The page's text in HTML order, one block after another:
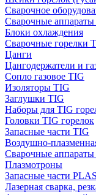
Сварочное
Сварочные
Блоки охлаждения
Сварочные горелки
Цанги
Цангодержатели и
Сопло газовое TIG
Изоляторы TIG
Заглушки TIG
Наборы для TIG
Головки TIG горелок
Запасные части TIG
Воздушно-
Сварочные
Плазмотроны
Запасные части
Лазерная сварка,